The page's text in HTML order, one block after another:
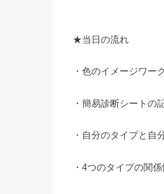
★当日の流れ
・色のイメージワーク
・簡易診断シートの
・自分のタイプと自
・4つのタイプの関係